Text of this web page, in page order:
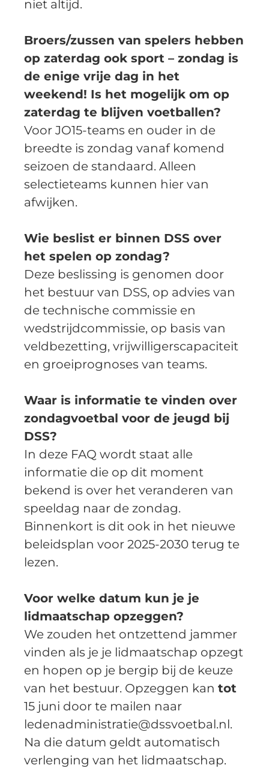
niet altijd.
Broers/zussen van spelers hebben
op zaterdag ook sport – zondag is
de enige vrije dag in het
weekend! Is het mogelijk om op
zaterdag te blijven voetballen?
Voor JO15-teams en ouder in de
breedte is zondag vanaf komend
seizoen de standaard. Alleen
selectieteams kunnen hier van
afwijken.
Wie beslist er binnen DSS over
het spelen op zondag?
Deze beslissing is genomen door
het bestuur van DSS, op advies van
de technische commissie en
wedstrijdcommissie, op basis van
veldbezetting, vrijwilligerscapaciteit
en groeiprognoses van teams.
Waar is informatie te vinden over
zondagvoetbal voor de jeugd bij
DSS?
In deze FAQ wordt staat alle
informatie die op dit moment
bekend is over het veranderen van
speeldag naar de zondag.
Binnenkort is dit ook in het nieuwe
beleidsplan voor 2025-2030 terug te
lezen.
Voor welke datum kun je je
lidmaatschap opzeggen?
We zouden het ontzettend jammer
vinden als je je lidmaatschap opzegt
en hopen op je bergip bij de keuze
van het bestuur. Opzeggen kan tot
15 juni door te mailen naar
ledenadministratie@dssvoetbal.nl.
Na die datum geldt automatisch
verlenging van het lidmaatschap.